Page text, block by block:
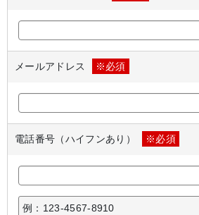
メールアドレス ※必須
電話番号（ハイフンあり） ※必須
例：123-4567-8910